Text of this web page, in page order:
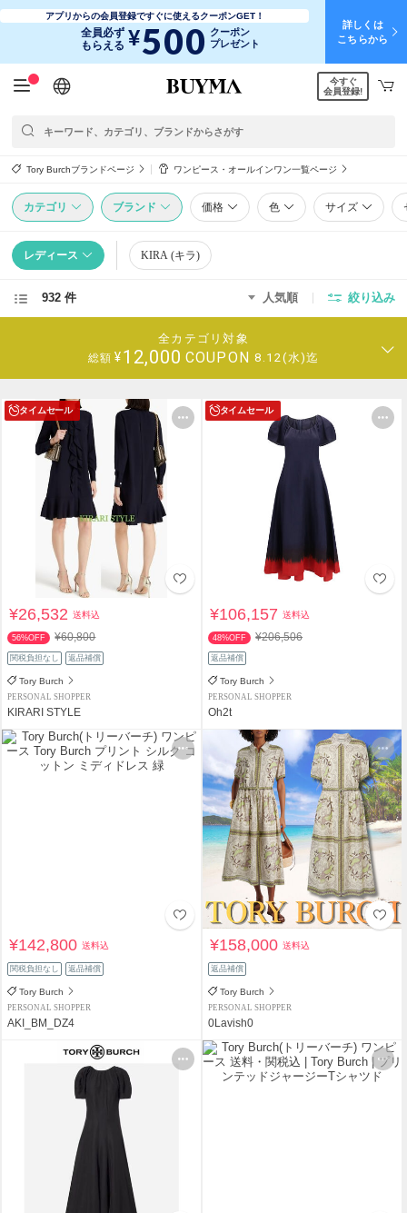
アプリからの会員登録ですぐに使えるクーポンGET！
全員必ず
もらえる ¥500 クーポン
プレゼント
詳しくは
こちらから
日本語
English
简体中文
繁體中文
今すぐ
会員登録!
Tory Burchブランドページ ワンピース・オールインワン一覧ページ
カテゴリ ブランド 価格 色 サイズ
レディース KIRA (キラ)
932 件 人気順 絞り込み
全カテゴリ対象
総額 ¥12,000 COUPON 8.12(水)迄
タイムセール
¥26,532送料込
56%OFF ¥60,800
関税負担なし 返品補償
Tory Burch
PERSONAL SHOPPER
KIRARI STYLE
タイムセール
¥106,157送料込
48%OFF ¥206,506
返品補償
Tory Burch
PERSONAL SHOPPER
Oh2t
¥142,800送料込
関税負担なし 返品補償
Tory Burch
PERSONAL SHOPPER
AKI_BM_DZ4
¥158,000送料込
返品補償
Tory Burch
PERSONAL SHOPPER
0Lavish0